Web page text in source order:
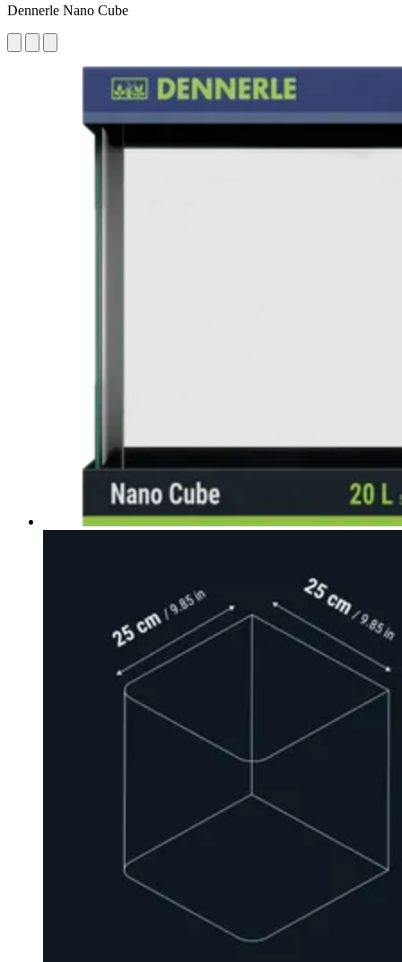
Dennerle Nano Cube